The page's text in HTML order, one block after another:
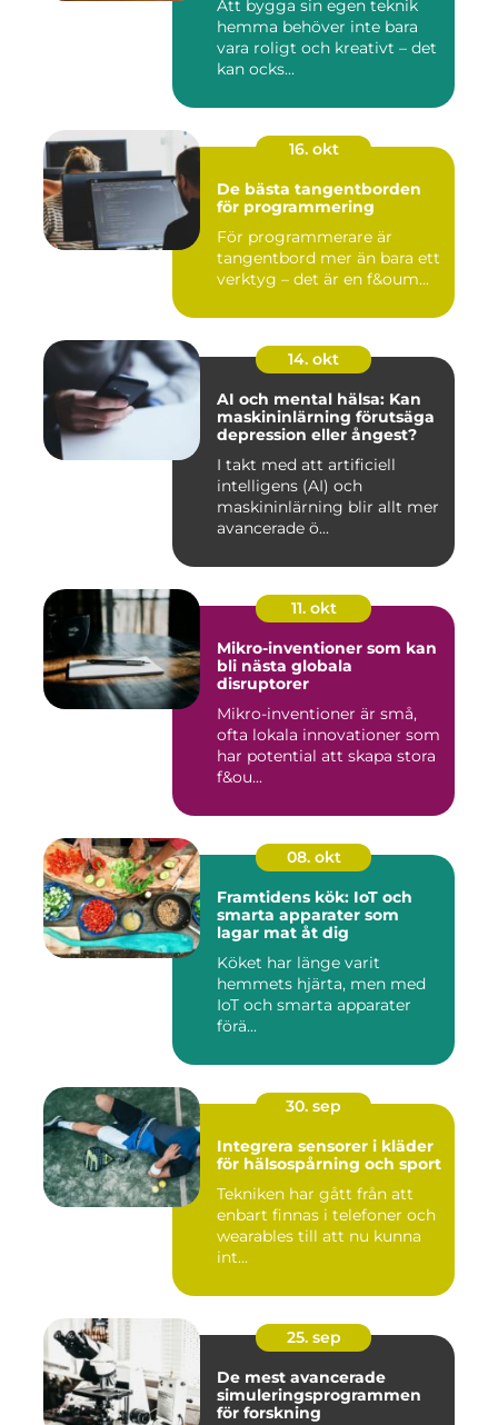
Att bygga sin egen teknik
hemma behöver inte bara
vara roligt och kreativt – det
kan ocks...
16. okt
De bästa tangentborden
för programmering
För programmerare är
tangentbord mer än bara ett
verktyg – det är en f&oum...
14. okt
AI och mental hälsa: Kan
maskininlärning förutsäga
depression eller ångest?
I takt med att artificiell
intelligens (AI) och
maskininlärning blir allt mer
avancerade ö...
11. okt
Mikro-inventioner som kan
bli nästa globala
disruptorer
Mikro-inventioner är små,
ofta lokala innovationer som
har potential att skapa stora
f&ou...
08. okt
Framtidens kök: IoT och
smarta apparater som
lagar mat åt dig
Köket har länge varit
hemmets hjärta, men med
IoT och smarta apparater
förä...
30. sep
Integrera sensorer i kläder
för hälsospårning och sport
Tekniken har gått från att
enbart finnas i telefoner och
wearables till att nu kunna
int...
25. sep
De mest avancerade
simuleringsprogrammen
för forskning